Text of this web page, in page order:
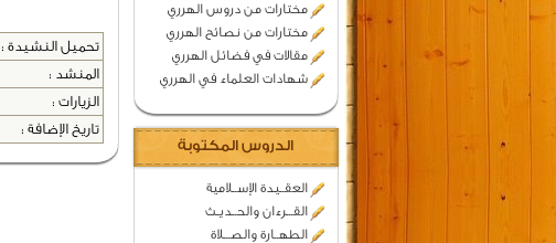
مختارات من دروس الهرري
مختارات من نصائح الهرري
مقالات في فضائل الهرري
شهادات العلماء في الهرري
الدروس المكتوبة
العقــيدة الإســلامية
القـــرءان والحــديـث
الطهــارة والصـــلاة
تحميل النشيدة :
المنشد :
الزيارات :
تاريخ الإضافة :